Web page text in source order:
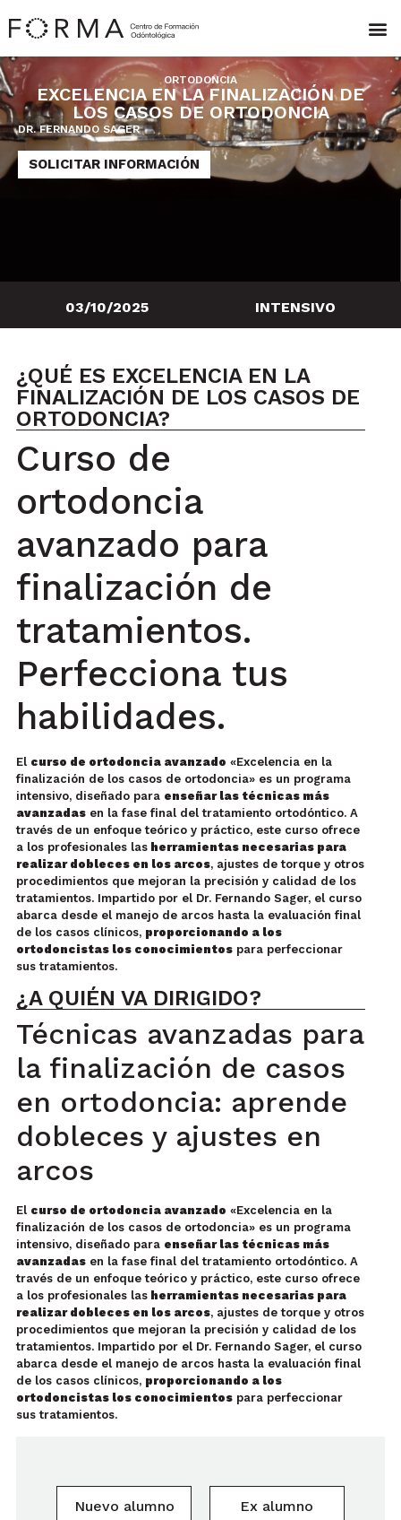
ORTODONCIA
EXCELENCIA EN LA FINALIZACIÓN DE
LOS CASOS DE ORTODONCIA
DR. FERNANDO SAGER
SOLICITAR INFORMACIÓN
03/10/2025 INTENSIVO
¿QUÉ ES EXCELENCIA EN LA
FINALIZACIÓN DE LOS CASOS DE
ORTODONCIA?
Curso de
ortodoncia
avanzado para
finalización de
tratamientos.
Perfecciona tus
habilidades.
El curso de ortodoncia avanzado «Excelencia en la
finalización de los casos de ortodoncia» es un programa
intensivo, diseñado para enseñar las técnicas más
avanzadasen la fase final del tratamiento ortodóntico. A
través de un enfoque teórico y práctico, este curso ofrece
a los profesionales lasherramientas necesarias para
realizar dobleces en los arcos, ajustes de torque y otros
procedimientos que mejoran la precisión y calidad de los
tratamientos. Impartido por el Dr. Fernando Sager, el curso
abarca desde el manejo de arcos hasta la evaluación final
de los casos clínicos, proporcionando a los
ortodoncistas los conocimientospara perfeccionar
sus tratamientos.
¿A QUIÉN VA DIRIGIDO?
Técnicas avanzadas para
la finalización de casos
en ortodoncia: aprende
dobleces y ajustes en
arcos
El curso de ortodoncia avanzado «Excelencia en la
finalización de los casos de ortodoncia» es un programa
intensivo, diseñado para enseñar las técnicas más
avanzadasen la fase final del tratamiento ortodóntico. A
través de un enfoque teórico y práctico, este curso ofrece
a los profesionales lasherramientas necesarias para
realizar dobleces en los arcos, ajustes de torque y otros
procedimientos que mejoran la precisión y calidad de los
tratamientos. Impartido por el Dr. Fernando Sager, el curso
abarca desde el manejo de arcos hasta la evaluación final
de los casos clínicos, proporcionando a los
ortodoncistas los conocimientospara perfeccionar
sus tratamientos.
Nuevo alumno Ex alumno